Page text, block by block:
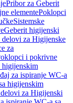
Pribor za Geberit
elementePoklopci
Sistemske
Geberit higijenski
delovi za Higijenske
za
i pokrivne
higijenskim
za ispiranje WC-a
higijenskim
za Higijenski